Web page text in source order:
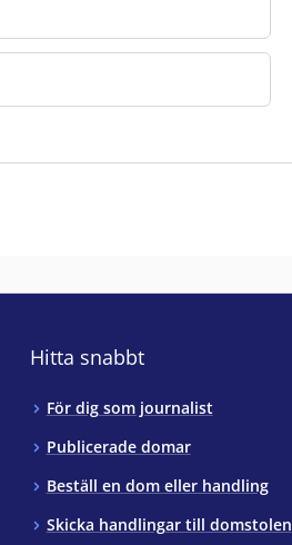
Hitta snabbt
För dig som journalist
Publicerade domar
Beställ en dom eller handling
Skicka handlingar till domstolen